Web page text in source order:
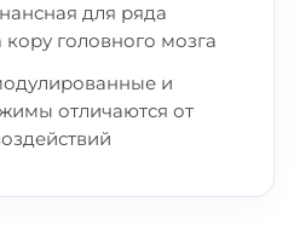
для ряда
кору головного мозга
и
отличаются от